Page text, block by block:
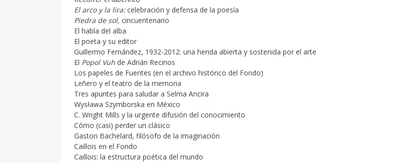
El arco y la lira:celebración y defensa de la poesía
Piedra de sol, cincuentenario
El habla del alba
El poeta y su editor
Guillermo Fernández, 1932-2012: una herida abierta y sostenida por el arte
El Popol Vuh de Adrián Recinos
Los papeles de Fuentes (en el archivo histórico del Fondo)
Leñero y el teatro de la memoria
Tres apuntes para saludar a Selma Ancira
Wysława Szymborska en México
C. Wright Mills y la urgente difusión del conocimiento
Cómo (casi) perder un clásico
Gaston Bachelard, filósofo de la imaginación
Caillois en el Fondo
Caillois: la estructura poética del mundo